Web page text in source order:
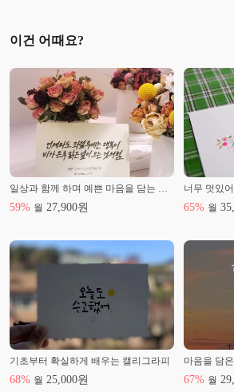
이건 어때요?
일상과 함께 하며 예쁜 마음을 담는 펜 캘리그라피
59% 월 27,900원
너무 멋있
65% 월
기초부터 확실하게 배우는 캘리그라피
68% 월 25,000원 67% 월